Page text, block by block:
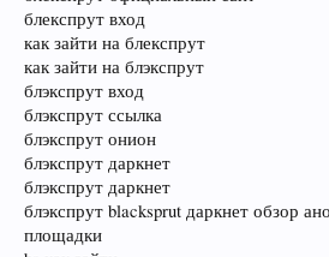
блекспрут вход
как зайти на блекспрут
как зайти на блэкспрут
блэкспрут вход
блэкспрут ссылка
блэкспрут онион
блэкспрут даркнет
блэкспрут даркнет
блэкспрут blacksprut даркнет обзор
площадки